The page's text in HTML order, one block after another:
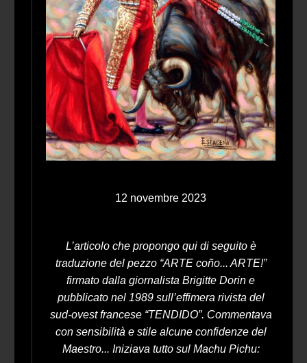
12 novembre 2023
L’articolo che propongo qui di seguito è
traduzione del pezzo “ARTE coño... ARTE!”
firmato dalla giornalista Brigitte Dorin e
pubblicato nel 1989 sull’effimera rivista del
sud-ovest francese “TENDIDO”. Commentava
con sensibilità e stile alcune confidenze del
Maestro... Iniziava tutto sul Machu Pichu: